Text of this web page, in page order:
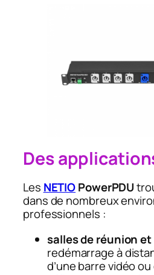
Des
Les NETIOPowerPDU
dans de nombreux
professionnels :
salles de réunion
redémarrage à
d’une barre vidéo ou